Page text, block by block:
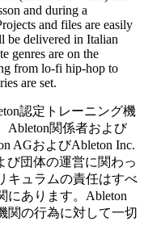
and during a
and files are easily
be delivered in Italian
genres are on the
from lo-fi hip-hop to
are set.
認定トレーニング機
Ableton関係者および
AGおよびAbleton Inc.
び団体の運営に関わっ
キュラムの責任はすべ
にあります。Ableton
関の行為に対して一切